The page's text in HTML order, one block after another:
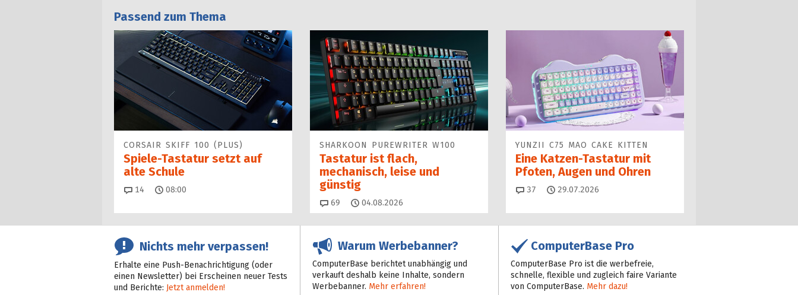
Passend zum Thema
CORSAIR SKIFF 100 (PLUS)
Spiele-Tastatur setzt auf
alte Schule
14 Kommentare
08:00
SHARKOON PUREWRITER W100
Tastatur ist flach,
mechanisch, leise und
günstig
69 Kommentare
04.08.2026
YUNZII C75 MAO CAKE KITTEN
Eine Katzen-Tastatur mit
Pfoten, Augen und Ohren
37 Kommentare
29.07.2026
Nichts mehr verpassen!
Erhalte eine Push-Benachrichtigung (oder
einen Newsletter) bei Erscheinen neuer Tests
und Berichte: Jetzt anmelden!
Warum Werbebanner?
ComputerBase berichtet unabhängig und
verkauft deshalb keine Inhalte, sondern
Werbebanner. Mehr erfahren!
ComputerBase Pro
ComputerBase Pro ist die werbefreie,
schnelle, flexible und zugleich faire Variante
von ComputerBase. Mehr dazu!